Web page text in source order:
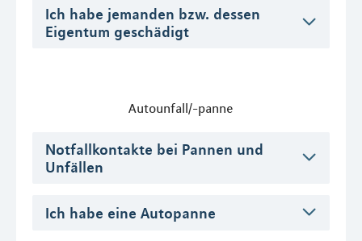
Ich habe jemanden bzw. dessen
Eigentum geschädigt
Autounfall/-panne
Notfallkontakte bei Pannen und
Unfällen
Ich habe eine Autopanne